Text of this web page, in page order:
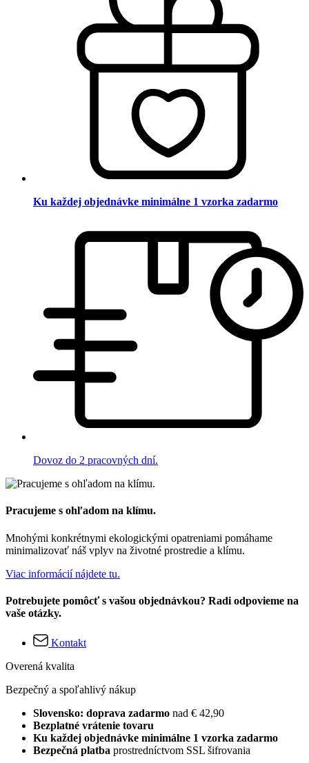
Ku každej objednávke minimálne 1 vzorka zadarmo
Dovoz do 2 pracovných dní.
Pracujeme s ohľadom na klímu.
Mnohými konkrétnymi ekologickými opatreniami pomáhame
minimalizovať náš vplyv na životné prostredie a klímu.
Viac informácií nájdete tu.
Potrebujete pomôcť s vašou objednávkou? Radi odpovieme na
vaše otázky.
Kontakt
Overená kvalita
Bezpečný a spoľahlivý nákup
Slovensko: doprava zadarmo nad € 42,90
Bezplatné vrátenie tovaru
Ku každej objednávke minimálne 1 vzorka zadarmo
Bezpečná platba prostredníctvom SSL šifrovania